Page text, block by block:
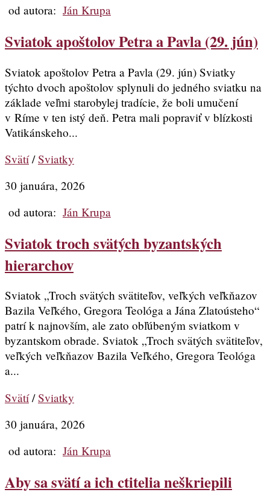
od autora: Ján Krupa
Sviatok apoštolov Petra a Pavla (29. jún)
Sviatok apoštolov Petra a Pavla (29. jún) Sviatky
týchto dvoch apoštolov splynuli do jedného sviatku na
základe veľmi starobylej tradície, že boli umučení
v Ríme v ten istý deň. Petra mali popraviť v blízkosti
Vatikánskeho...
Svätí/Sviatky
30 januára, 2026
od autora: Ján Krupa
Sviatok troch svätých byzantských
hierarchov
Sviatok „Troch svätých svätiteľov, veľkých veľkňazov
Bazila Veľkého, Gregora Teológa a Jána Zlatoústeho“
patrí k najnovším, ale zato obľúbeným sviatkom v
byzantskom obrade. Sviatok „Troch svätých svätiteľov,
veľkých veľkňazov Bazila Veľkého, Gregora Teológa
a...
Svätí/Sviatky
30 januára, 2026
od autora: Ján Krupa
Aby sa svätí a ich ctitelia neškriepili